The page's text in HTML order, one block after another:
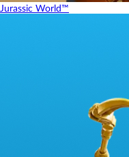
Jurassic World™